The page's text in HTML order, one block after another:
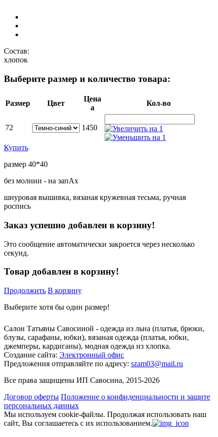
Состав:
хлопок
Выберите размер и количество товара:
Размер Цвет
Цена
a
Кол-во
72 1450
Купить
размер 40*40
без молнии - на запАх
шнуровая вышивка, вязаная кружевная тесьма, ручная
роспись
Заказ успешно добавлен в корзину!
Это сообщение автоматически закроется через несколько
секунд.
Товар добавлен в корзину!
Продолжить В корзину
Выберите хотя бы один размер!
Салон Татьяны Савосиной - одежда из льна (платья, брюки,
блузы, сарафаны, юбки), вязаная одежда (платья, юбки,
джемперы, кардиганы), модная одежда из хлопка.
Создание сайта: Электронный офис
Предложения отправляйте по адресу: szam03@mail.ru
Все права защищены ИП Савосина, 2015-2026
Договор оферты Положение о конфиденциальности и защите
персональных данных
Мы используем cookie-файлы. Продолжая использовать наш
сайт, Вы соглашаетесь с их использованием.